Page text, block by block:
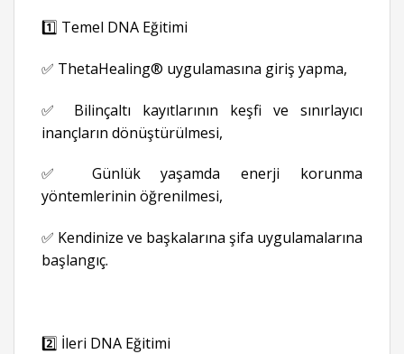
1️⃣ Temel DNA Eğitimi
✅ ThetaHealing® uygulamasına giriş yapma,
✅ Bilinçaltı kayıtlarının keşfi ve sınırlayıcı
inançların dönüştürülmesi,
✅ Günlük yaşamda enerji korunma
yöntemlerinin öğrenilmesi,
✅ Kendinize ve başkalarına şifa uygulamalarına
başlangıç.
2️⃣ İleri DNA Eğitimi